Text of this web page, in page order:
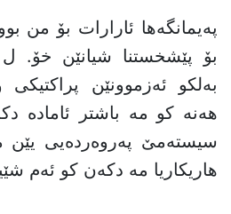
پەیمانگەها ئارارات بۆ من
بۆ پێشخستنا شیانێن خۆ.
بەلکو ئەزموونێن
هەنە کو مە باشتر ئامادە
سیستەمێ پەروەردەیی یێن
هاریکاریا مە دکەن کو ئەم